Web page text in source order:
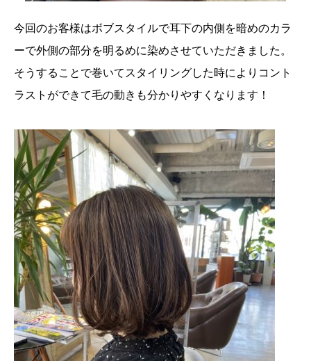
今回のお客様はボブスタイルで耳下の内側を暗めのカラ
ーで外側の部分を明るめに染めさせていただきました。
そうすることで巻いてスタイリングした時によりコント
ラストができて毛の動きも分かりやすくなります！